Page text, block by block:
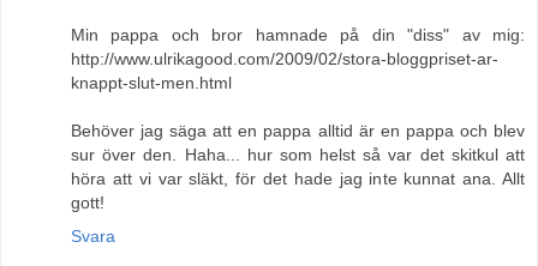
Min pappa och bror hamnade på din "diss" av mig:
http://www.ulrikagood.com/2009/02/stora-bloggpriset-ar-
knappt-slut-men.html
Behöver jag säga att en pappa alltid är en pappa och blev
sur över den. Haha... hur som helst så var det skitkul att
höra att vi var släkt, för det hade jag inte kunnat ana. Allt
gott!
Svara